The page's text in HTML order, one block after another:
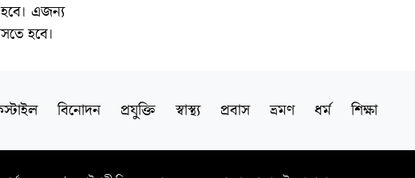
এজন্য
হবে।
বিনোদন প্রযুক্তি স্বাস্থ্য প্রবাস ভ্রমণ ধর্ম শিক্ষা